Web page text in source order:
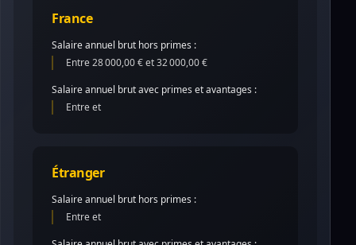
France
Salaire annuel brut hors primes :
Entre 28 000,00 € et 32 000,00 €
Salaire annuel brut avec primes et avantages :
Entre et
Étranger
Salaire annuel brut hors primes :
Entre et